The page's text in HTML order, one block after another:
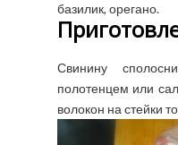
базилик, орегано.
Свинину
полотенцем или
волокон на стейки